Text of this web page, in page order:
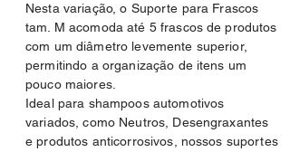
Nesta variação, o Suporte para Frascos
tam. M acomoda até 5 frascos de produtos
com um diâmetro levemente superior,
permitindo a organização de itens um
pouco maiores.
Ideal para shampoos automotivos
variados, como Neutros, Desengraxantes
e produtos anticorrosivos, nossos suportes